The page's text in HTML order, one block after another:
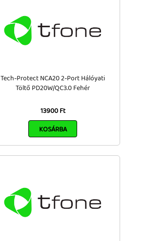
Tech-Protect NCA20 2-Port Hálóyati
Töltő PD20W/QC3.0 Fehér
13900 Ft
KOSÁRBA